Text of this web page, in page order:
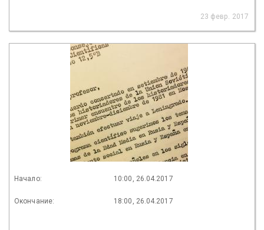
23 февр. 2017
Начало: 10:00, 26.04.2017
Окончание: 18:00, 26.04.2017